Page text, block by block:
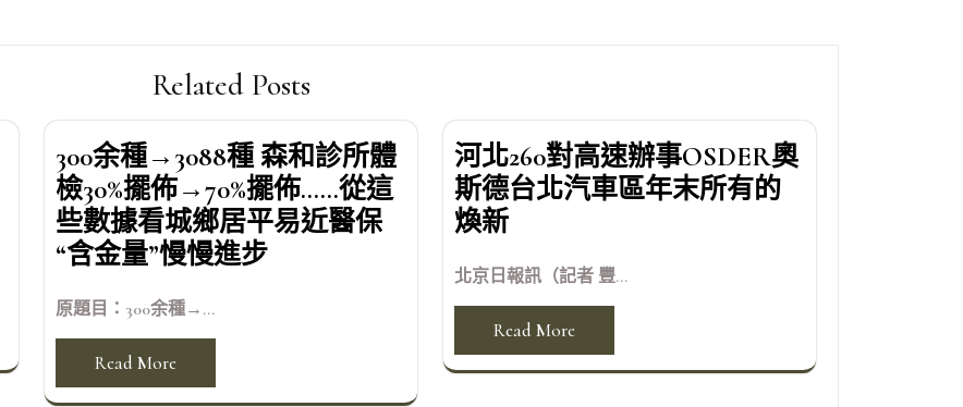
Related Posts
300余種→3088種 森和診所體
檢30%擺佈→70%擺佈……從這
些數據看城鄉居平易近醫保
“含金量”慢慢進步
原題目：300余種→...
Read More
河北260對高速辦事OSDER奧
斯德台北汽車區年末所有的
煥新
北京日報訊（記者 豐...
Read More